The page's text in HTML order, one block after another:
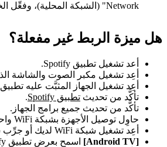
Network" (الشبكة المحلية)، وفعِّل الخيار.
هل ميزة الربط غير مفعلة؟
أعد تشغيل تطبيق Spotify.
أعِد تشغيل مكبر الصوت والشاشة
أعِد تشغيل الجهاز المثبَّت عليه تطبيق Spotify.
تأكَّد من تحديث تطبيق Spotify
.
تأكَّد من تحديث جميع برامج الجهاز.
حاوِل توصيل الأجهزة بشبكة WiFi واحدة.
أعِد تشغيل شبكة WiFi لديك أو جرِّب شبكة WiFi أخرى.
[Android TV]